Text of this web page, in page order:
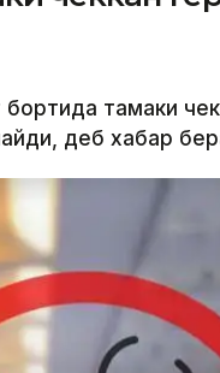
тамаки
деб хабар